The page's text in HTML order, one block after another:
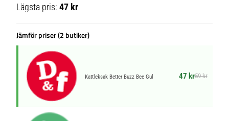
Lägsta pris:47 kr
Jämför priser (2 butiker)
Kattleksak Better Buzz Bee Gul 47 kr59 kr